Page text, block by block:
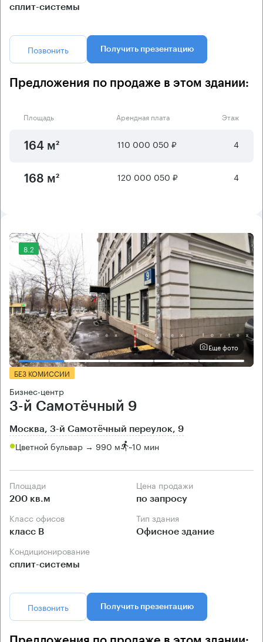
сплит-системы
Позвонить Получить презентацию
Предложения по продаже в этом здании:
Площадь Арендная плата Этаж
164 м² 110 000 050 ₽ 4
168 м² 120 000 050 ₽ 4
8.2
Еще фото
БЕЗ КОМИССИИ
Бизнес-центр
3-й Самотёчный 9
Москва, 3-й Самотёчный переулок, 9
Цветной бульвар → 990 м ~10 мин
Площади
200 кв.м
Цена продажи
по запросу
Класс офисов
класс B
Тип здания
Офисное здание
Кондиционирование
сплит-системы
Позвонить Получить презентацию